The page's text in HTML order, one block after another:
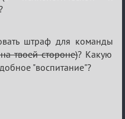
штраф для команды
твоей стороне)? Какую
"воспитание"?